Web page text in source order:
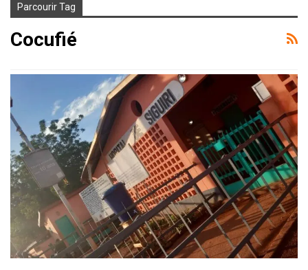
Parcourir Tag
Cocufié